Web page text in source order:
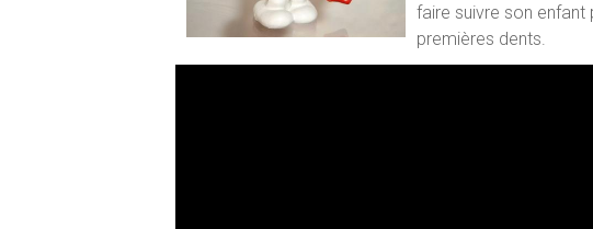
faire suivre son enfant
premières dents.